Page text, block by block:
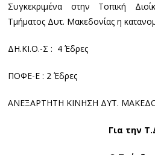
Συγκεκριμένα στην Τοπική
Τμήματος Δυτ. Μακεδονίας η
ΔΗ.ΚΙ.Ο.-Σ : 4 Έδρες
ΠΟΦΕ-Ε : 2 Έδρες
ΑΝΕΞΑΡΤΗΤΗ ΚΙΝΗΣΗ ΔΥΤ.
Για την